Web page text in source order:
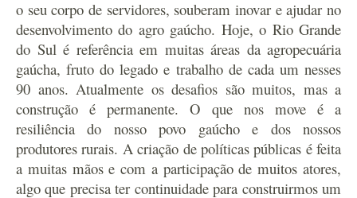
o seu corpo de servidores, souberam inovar e ajudar no
desenvolvimento do agro gaúcho. Hoje, o Rio Grande
do Sul é referência em muitas áreas da agropecuária
gaúcha, fruto do legado e trabalho de cada um nesses
90 anos. Atualmente os desafios são muitos, mas a
construção é permanente. O que nos move é a
resiliência do nosso povo gaúcho e dos nossos
produtores rurais. A criação de políticas públicas é feita
a muitas mãos e com a participação de muitos atores,
algo que precisa ter continuidade para construirmos um